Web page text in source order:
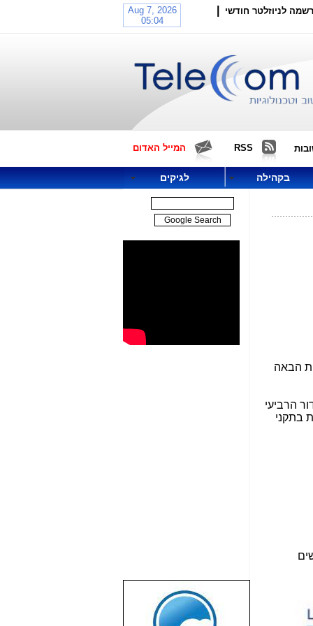
לניוזלטר חודשי
RSS המייל האדום
בקהילה לגיקים
הבאה
שבוע טוב לכל
הגולשים באשר